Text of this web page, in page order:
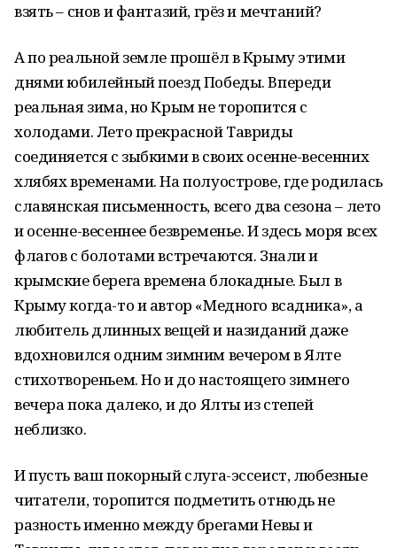
взять – снов и фантазий, грёз и мечтаний?
А по реальной земле прошёл в Крыму этими
днями юбилейный поезд Победы. Впереди
реальная зима, но Крым не торопится с
холодами. Лето прекрасной Тавриды
соединяется с зыбкими в своих осенне-весенних
хлябях временами. На полуострове, где родилась
славянская письменность, всего два сезона – лето
и осенне-весеннее безвременье. И здесь моря всех
флагов с болотами встречаются. Знали и
крымские берега времена блокадные. Был в
Крыму когда-то и автор «Медного всадника», а
любитель длинных вещей и назиданий даже
вдохновился одним зимним вечером в Ялте
стихотвореньем. Но и до настоящего зимнего
вечера пока далеко, и до Ялты из степей
неблизко.
И пусть ваш покорный слуга-эссеист, любезные
читатели, торопится подметить отнюдь не
разность именно между брегами Невы и